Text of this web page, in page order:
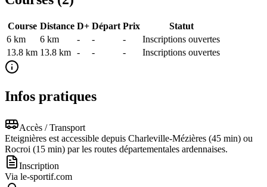
Course Distance D+ Départ Prix
Statut
6 km
6 km - - -
Inscriptions ouvertes
13.8 km 13.8 km - - - Inscriptions ouvertes
Infos pratiques
Accès / Transport
Eteignières est accessible depuis Charleville-Mézières (45 min) ou
Rocroi (15 min) par les routes départementales ardennaises.
Inscription
Via le-sportif.com